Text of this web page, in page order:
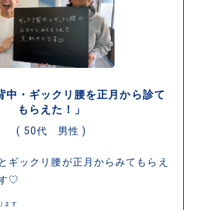
中・ギックリ腰を正月から診て
もらえた！」
( 50代 男性 )
ギックリ腰が正月からみてもらえ
♡
ます